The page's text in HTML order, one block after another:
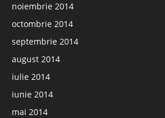
noiembrie 2014
octombrie 2014
septembrie 2014
august 2014
iulie 2014
iunie 2014
mai 2014